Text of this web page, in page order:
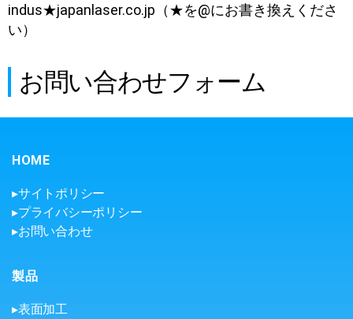
indus★japanlaser.co.jp（★を@にお書き換えくださ
い）
お問い合わせフォーム
HOME
▸サイトポリシー
▸プライバシーポリシー
▸お問い合わせ
製品
▸表面加工